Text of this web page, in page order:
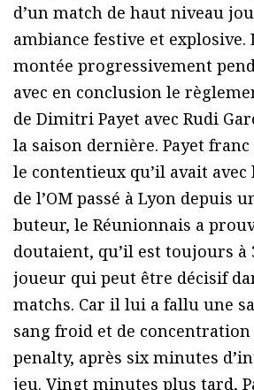
d’un match de haut niveau
ambiance festive et
montée progressivement
avec en conclusion le
de Dimitri Payet avec Rudi
la saison dernière. Payet
le contentieux qu’il avait avec
de l’OM passé à Lyon depuis
buteur, le Réunionnais a
doutaient, qu’il est toujours à
joueur qui peut être décisif
matchs. Car il lui a fallu une
sang froid et de
penalty, après six minutes
jeu. Vingt minutes plus tard,